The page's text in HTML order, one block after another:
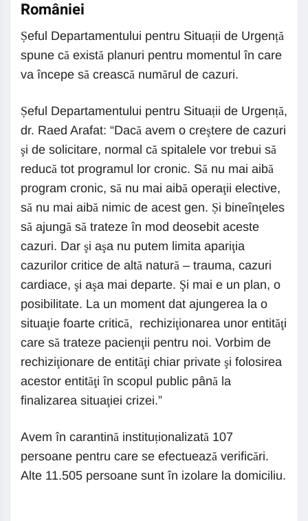
României
Șeful Departamentului pentru Situații de Urgență
spune că există planuri pentru momentul în care
va începe să crească numărul de cazuri.
Șeful Departamentului pentru Situații de Urgență,
dr. Raed Arafat: “Dacă avem o creştere de cazuri
şi de solicitare, normal că spitalele vor trebui să
reducă tot programul lor cronic. Să nu mai aibă
program cronic, să nu mai aibă operaţii elective,
să nu mai aibă nimic de acest gen. Și bineînţeles
să ajungă să trateze în mod deosebit aceste
cazuri. Dar şi aşa nu putem limita apariţia
cazurilor critice de altă natură – trauma, cazuri
cardiace, şi aşa mai departe. Şi mai e un plan, o
posibilitate. La un moment dat ajungerea la o
situaţie foarte critică, rechiziţionarea unor entităţi
care să trateze pacienţii pentru noi. Vorbim de
rechiziţionare de entităţi chiar private şi folosirea
acestor entităţi în scopul public până la
finalizarea situaţiei crizei.”
Avem în carantină instituționalizată 107
persoane pentru care se efectuează verificări.
Alte 11.505 persoane sunt în izolare la domiciliu.